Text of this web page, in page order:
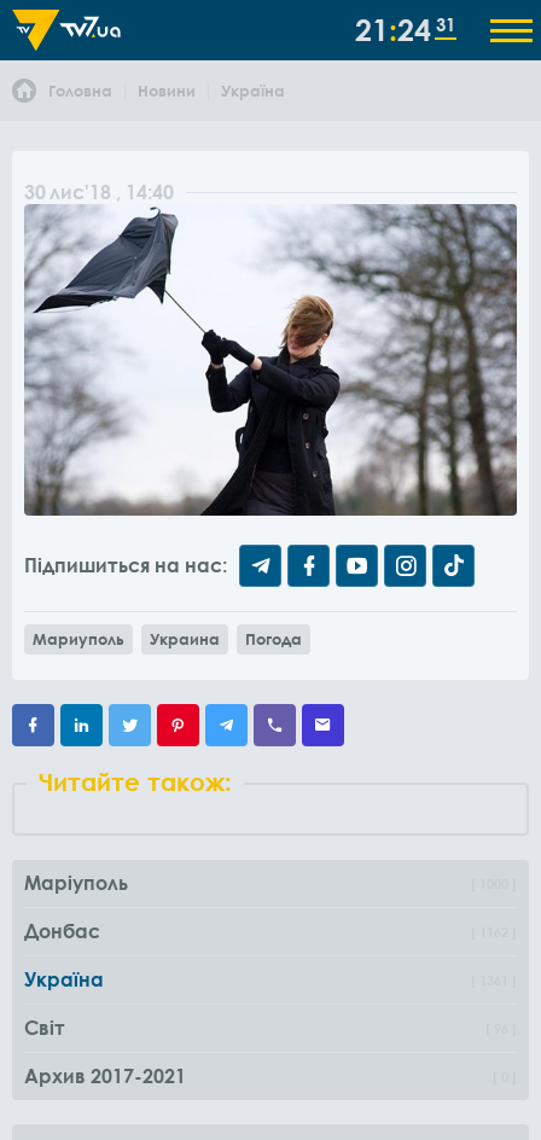
21 24 31
Головна Новини Україна
30 лис'18 , 14:40
Підпишиться на нас:
Мариуполь Украина Погода
Читайте також:
Маріуполь
Донбас
Україна
Світ
Архив 2017-2021